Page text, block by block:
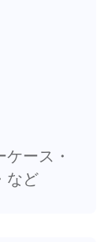
ース・
など